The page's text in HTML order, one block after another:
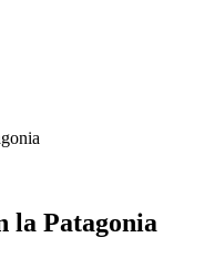
la Patagonia